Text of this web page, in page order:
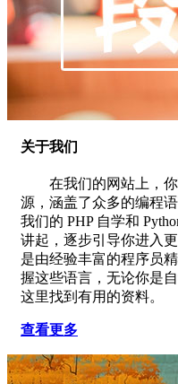
关于我们
在我们的网站上，
源，涵盖了众多的编程语
我们的 PHP 自学和
讲起，逐步引导你进入
是由经验丰富的程序员
握这些语言，无论你是
这里找到有用的资料。
查看更多